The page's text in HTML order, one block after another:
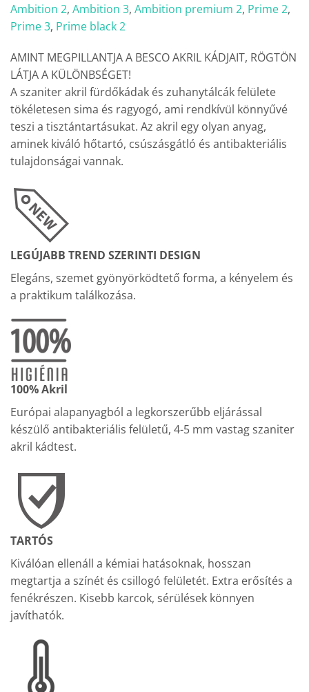
Ambition 2, Ambition 3, Ambition premium 2, Prime 2,
Prime 3, Prime black 2
AMINT MEGPILLANTJA A BESCO AKRIL KÁDJAIT, RÖGTÖN
LÁTJA A KÜLÖNBSÉGET!
A szaniter akril fürdőkádak és zuhanytálcák felülete
tökéletesen sima és ragyogó, ami rendkívül könnyűvé
teszi a tisztántartásukat. Az akril egy olyan anyag,
aminek kiváló hőtartó, csúszásgátló és antibakteriális
tulajdonságai vannak.
LEGÚJABB TREND SZERINTI DESIGN
Elegáns, szemet gyönyörködtető forma, a kényelem és
a praktikum találkozása.
100% Akril
Európai alapanyagból a legkorszerűbb eljárással
készülő antibakteriális felületű, 4-5 mm vastag szaniter
akril kádtest.
TARTÓS
Kiválóan ellenáll a kémiai hatásoknak, hosszan
megtartja a színét és csillogó felületét. Extra erősítés a
fenékrészen. Kisebb karcok, sérülések könnyen
javíthatók.